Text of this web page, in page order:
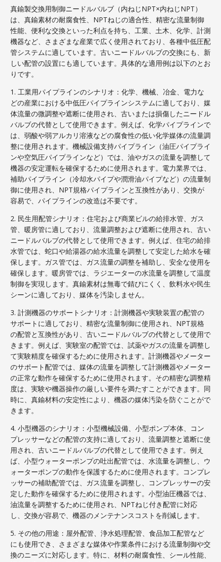
真鍮製交換用制御ニードルバルブ（内ねじNPT×内ねじNPT）
は、真鍮素材の耐腐食性、NPTねじの適合性、精密な流量制御
性能、便利な交換といった利点を持ち、工業、土木、化学、計測
機器など、さまざまな産業で広く使用されており、各種中低圧配
管システムに適しています。古いニードルバルブの交換にも、新
しい配管の設置にも適しています。具体的な適用例は以下のとお
りです。
1. 工業用パイプラインのシナリオ：化学、機械、冶金、電力な
どの産業における中低圧パイプラインシステムに適しており、媒
体流量の微調整や遮断に使用され、古いまたは損傷したニードル
バルブの代替として使用できます。例えば、化学パイプラインで
は、弱酸や弱アルカリ溶液などの腐食性の低い化学媒体の流量調
整に使用されます。機械設備支持パイプライン（油圧パイプライ
ンや空気圧パイプラインなど）では、油やガスの流量を調整して
機器の安定運転を確保するために使用されます。電力業界では、
補助パイプライン（冷却水パイプや潤滑油パイプなど）の流量制
御に使用され、NPT規格パイプラインと互換性があり、交換が
容易で、パイプラインの改造は不要です。
2. 民生用配管シナリオ：住宅および商業ビルの給排水管、ガス
管、暖房管に適しており、流量調整および遮断に使用され、古い
ニードルバルブの代替として使用できます。例えば、住宅の給排
水管では、蛇口や給湯器の給水流量を調整して安定した給水を確
保します。ガス管では、ガス流量の調整を補助し、安全な使用を
確保します。暖房管では、ラジエーターの水流量を調整して温度
制御を実現します。真鍮素材は無毒で錆びにくく、飲料水や民生
シーンに適しており、媒体を汚染しません。
3. 計測機器のサポートシナリオ：計測機器や実験装置の配管の
サポートに適しており、精密な流量制御に使用され、NPT規格
の配管と互換性があり、古いニードルバルブの代替として使用で
きます。例えば、実験室の配管では、試薬やガスの流量を調整し
て実験精度を確保するために使用されます。計測機器やメーター
のサポート配管では、媒体の流量を調整して計測機器やメーター
の正常な動作を確保するために使用されます。その精密な調整精
度は、実験や機器操作の厳しい要件を満たすことができます。同
時に、真鍮材料の安定性により、機器の媒体汚染を防ぐことがで
きます。
4. 小型機器のシナリオ：小型機械設備、小型ポンプ本体、コン
プレッサーなどの配管の支持に適しており、流量調整と遮断に使
用され、古いニードルバルブの代替として使用できます。例え
ば、小型ウォーターポンプの吐出配管では、水流量を調整し、ウ
ォーターポンプの動作を保護するために使用されます。コンプレ
ッサーの補助配管では、ガス流量を調整し、コンプレッサーの安
定した動作を確保するために使用されます。小型油圧機器では、
油流量を調整するために使用され、NPTねじ付き配管に対応
し、交換が容易で、機器のメンテナンスコストを削減します。
5. その他の用途：屋外配管、浄水処理配管、食品加工配管など
にも使用でき、さまざまな媒体や作業条件における流量制御や交
換のニーズに対応します。特に、材料の耐腐食性、シール性能、